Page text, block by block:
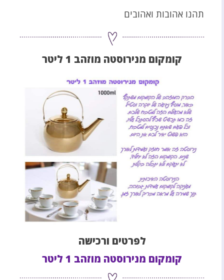
תהנו אהובות ואהובים
קומקום מנירוסטה מוזהב 1 ליטר
לפרטים ורכישה
קומקום מנירוסטה מוזהב 1 ליטר